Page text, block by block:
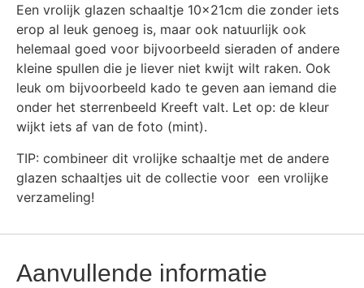
Een vrolijk glazen schaaltje 10x21cm die zonder iets
erop al leuk genoeg is, maar ook natuurlijk ook
helemaal goed voor bijvoorbeeld sieraden of andere
kleine spullen die je liever niet kwijt wilt raken. Ook
leuk om bijvoorbeeld kado te geven aan iemand die
onder het sterrenbeeld Kreeft valt. Let op: de kleur
wijkt iets af van de foto (mint).
TIP: combineer dit vrolijke schaaltje met de andere
glazen schaaltjes uit de collectie voor een vrolijke
verzameling!
Aanvullende informatie